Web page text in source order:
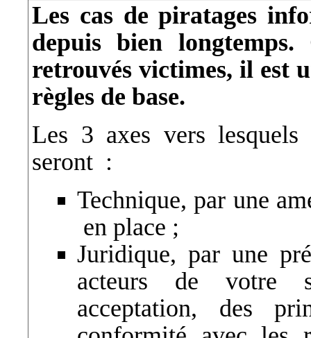
Les cas de piratages
depuis bien
retrouvés victimes, il est
règles de base.
Les 3 axes vers lesquels
seront :
Technique, par une
en place ;
Juridique, par une
acteurs de votre
acceptation, des